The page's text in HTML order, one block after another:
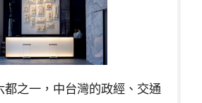
都之一，中台灣的政經、交通